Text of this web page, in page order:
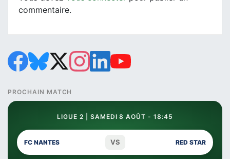
commentaire.
PROCHAIN MATCH
LIGUE 2 | SAMEDI 8 AOÛT - 18:45
FC NANTES VS RED STAR